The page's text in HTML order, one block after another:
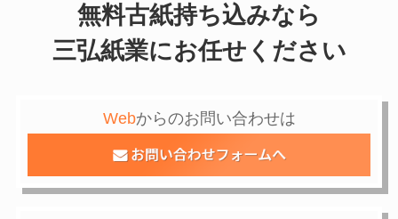
無料古紙持ち込みなら
三弘紙業にお任せください
Webからのお問い合わせは